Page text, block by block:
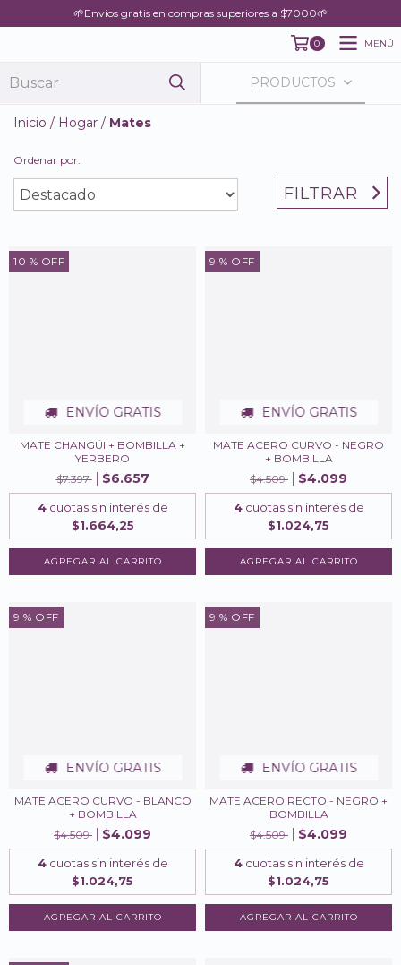
🌱Envios gratis en compras superiores a $7000🌱
0 MENÚ
PRODUCTOS
Inicio / Hogar / Mates
Ordenar por:
FILTRAR
10 % OFF
ENVÍO GRATIS
MATE CHANGÜI + BOMBILLA +
YERBERO
$7.397
$6.657
4cuotas sin interés de
$1.664,25
9 % OFF
ENVÍO GRATIS
MATE ACERO CURVO - NEGRO
+ BOMBILLA
$4.509
$4.099
4cuotas sin interés de
$1.024,75
9 % OFF
ENVÍO GRATIS
MATE ACERO CURVO - BLANCO
+ BOMBILLA
$4.509
$4.099
4cuotas sin interés de
$1.024,75
9 % OFF
ENVÍO GRATIS
MATE ACERO RECTO - NEGRO +
BOMBILLA
$4.509
$4.099
4cuotas sin interés de
$1.024,75